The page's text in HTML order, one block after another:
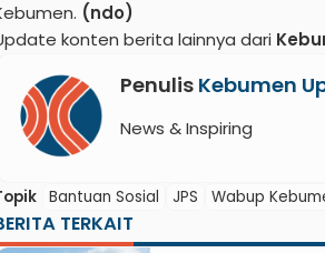
(ndo)
konten berita lainnya dari
Penulis Kebumen
News & Inspiring
Bantuan Sosial JPS Wabup
TERKAIT